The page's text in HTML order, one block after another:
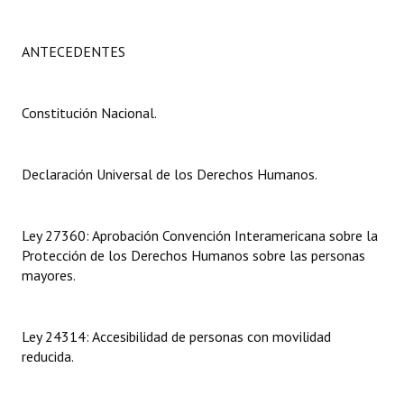
Digesto
DOCUMENTOS
Proyectos Presentados
ANTECEDENTES
Constitución Nacional.
Declaración Universal de los Derechos Humanos.
Ley 27360: Aprobación Convención Interamericana sobre la
Protección de los Derechos Humanos sobre las personas
mayores.
Ley 24314: Accesibilidad de personas con movilidad
reducida.